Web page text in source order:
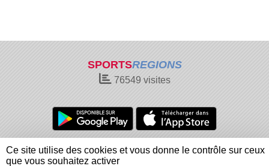
SPORTSREGIONS
76549 visites
Charte cookies
Gestion des cookies
Informations légales
Signaler un contenu inapproprié
Ce site utilise des cookies et vous donne le contrôle sur ceux
que vous souhaitez activer